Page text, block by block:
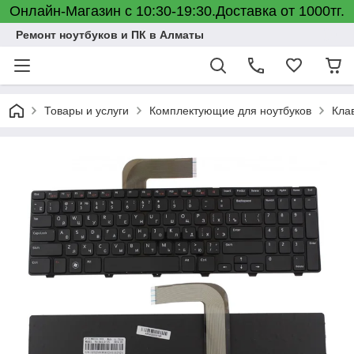
Онлайн-Магазин с 10:30-19:30.Доставка от 1000тг.
Ремонт ноутбуков и ПК в Алматы
Товары и услуги Комплектующие для ноутбуков